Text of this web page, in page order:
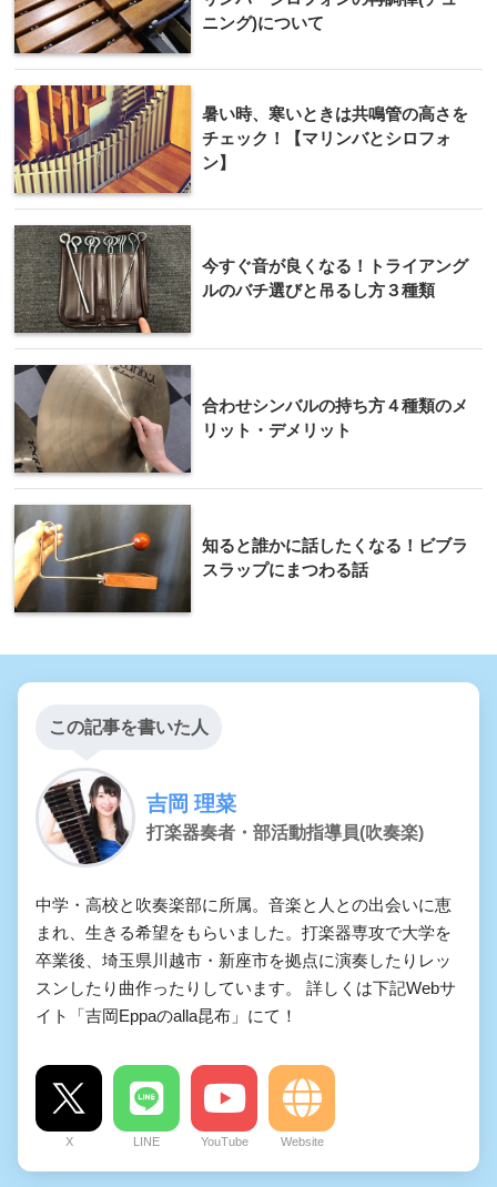
ニング)について
暑い時、寒いときは共鳴管の高さを
チェック！【マリンバとシロフォ
ン】
今すぐ音が良くなる！トライアング
ルのバチ選びと吊るし方３種類
合わせシンバルの持ち方４種類のメ
リット・デメリット
知ると誰かに話したくなる！ビブラ
スラップにまつわる話
この記事を書いた人
吉岡 理菜
打楽器奏者・部活動指導員(吹奏楽)
中学・高校と吹奏楽部に所属。音楽と人との出会いに恵
まれ、生きる希望をもらいました。打楽器専攻で大学を
卒業後、埼玉県川越市・新座市を拠点に演奏したりレッ
スンしたり曲作ったりしています。 詳しくは下記Webサ
イト「吉岡Eppaのalla昆布」にて！
X LINE YouTube Website